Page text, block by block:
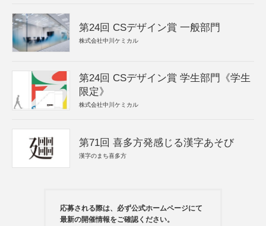
第24回 CSデザイン賞 一般部門
株式会社中川ケミカル
第24回 CSデザイン賞 学生部門《学生
限定》
株式会社中川ケミカル
第71回 喜多方発感じる漢字あそび
漢字のまち喜多方
応募される際は、必ず公式ホームページにて
最新の開催情報をご確認ください。